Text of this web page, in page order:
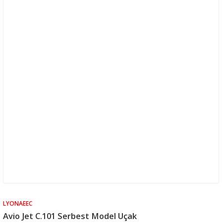
LYONAEEC
Avio Jet C.101 Serbest Model Uçak